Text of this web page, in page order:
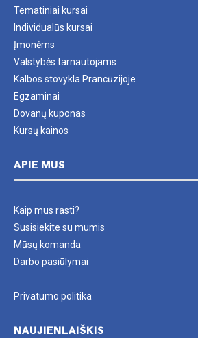
Tematiniai kursai
Individualūs kursai
Įmonėms
Valstybės tarnautojams
Kalbos stovykla Prancūzijoje
Egzaminai
Dovanų kuponas
Kursų kainos
APIE MUS
Kaip mus rasti?
Susisiekite su mumis
Mūsų komanda
Darbo pasiūlymai
Privatumo politika
NAUJIENLAIŠKIS